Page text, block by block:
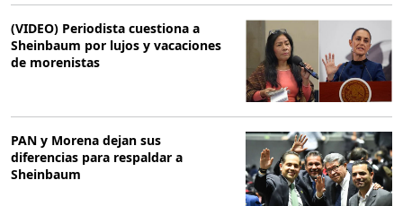
(VIDEO) Periodista cuestiona a
Sheinbaum por lujos y vacaciones
de morenistas
PAN y Morena dejan sus
diferencias para respaldar a
Sheinbaum